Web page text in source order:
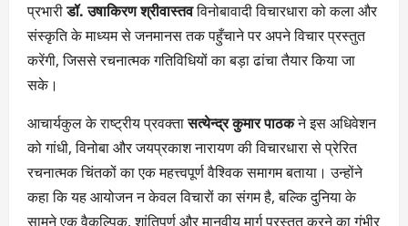
प्रभारीडॉ. उषाकिरण श्रीवास्तवविनोबावादी विचारधारा को कला और
संस्कृति के माध्यम से जनमानस तक पहुँचाने पर अपने विचार प्रस्तुत
करेंगी, जिससे रचनात्मक गतिविधियों का बड़ा ढांचा तैयार किया जा
सके।
आचार्यकुल के राष्ट्रीय प्रवक्तासत्येन्द्र कुमार पाठकने इस अधिवेशन
को गांधी, विनोबा और जयप्रकाश नारायण की विचारधारा से प्रेरित
रचनात्मक चिंतकों का एक महत्त्वपूर्ण वैश्विक समागम बताया। उन्होंने
कहा कि यह आयोजन न केवल विचारों का संगम है, बल्कि दुनिया के
सामने एक वैकल्पिक, शांतिपूर्ण और मानवीय मार्ग प्रस्तुत करने का गंभीर